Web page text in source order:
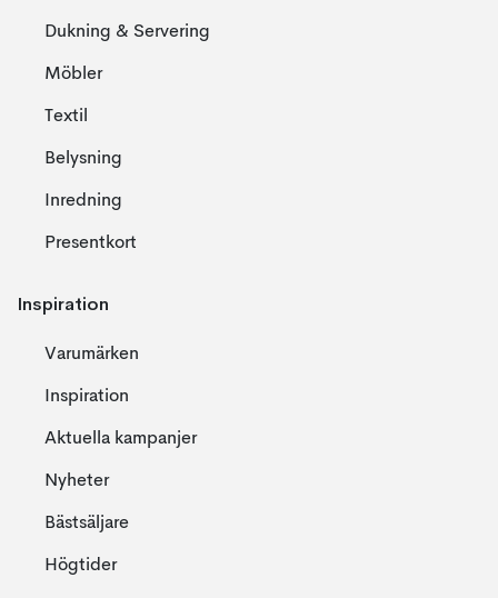
Dukning & Servering
Möbler
Textil
Belysning
Inredning
Presentkort
Inspiration
Varumärken
Inspiration
Aktuella kampanjer
Nyheter
Bästsäljare
Högtider